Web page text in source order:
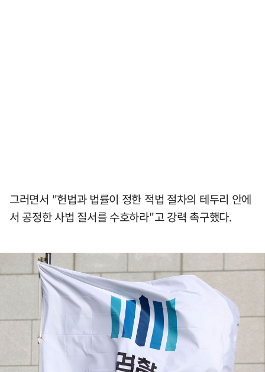
그러면서 "헌법과 법률이 정한 적법 절차의 테두리 안에
서 공정한 사법 질서를 수호하라"고 강력 촉구했다.